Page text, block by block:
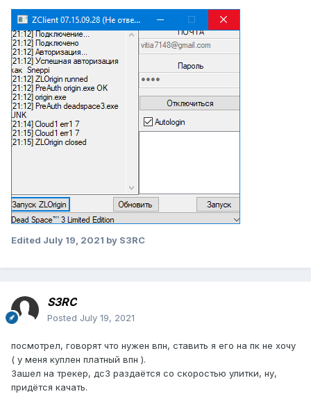
Edited July 19, 2021 by S3RC
S3RC
Posted July 19, 2021
посмотрел, говорят что нужен впн, ставить я его на пк не хочу
( у меня куплен платный впн ).
Зашел на трекер, дс3 раздаётся со скоростью улитки, ну,
придётся качать.